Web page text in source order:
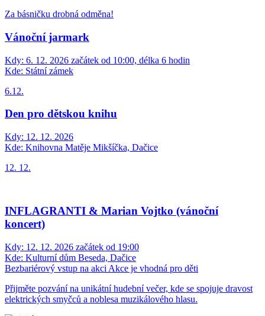
Za básničku drobná odměna!
Vánoční jarmark
Kdy: 6. 12. 2026 začátek od 10:00, délka 6 hodin
Kde: Státní zámek
6.12.
Den pro dětskou knihu
Kdy: 12. 12. 2026
Kde: Knihovna Matěje Mikšíčka, Dačice
12. 12.
INFLAGRANTI & Marian Vojtko (vánoční
koncert)
Kdy: 12. 12. 2026 začátek od 19:00
Kde: Kulturní dům Beseda, Dačice
Bezbariérový vstup na akci Akce je vhodná pro děti
Přijměte pozvání na unikátní hudební večer, kde se spojuje dravost
elektrických smyčců a noblesa muzikálového hlasu.